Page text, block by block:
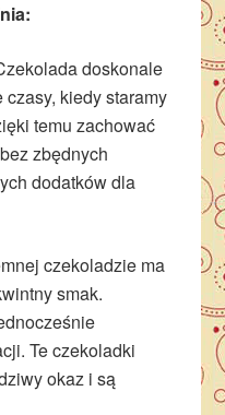
doskonale
kiedy staramy
temu zachować
zbędnych
dodatków dla
czekoladzie ma
smak.
Te czekoladki
okaz i są